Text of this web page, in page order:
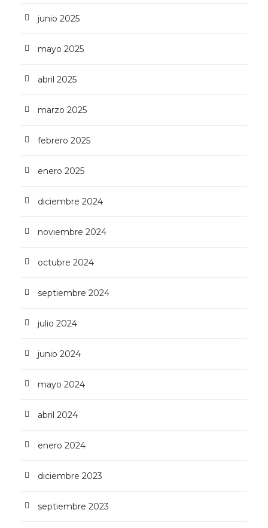
junio 2025
mayo 2025
abril 2025
marzo 2025
febrero 2025
enero 2025
diciembre 2024
noviembre 2024
octubre 2024
septiembre 2024
julio 2024
junio 2024
mayo 2024
abril 2024
enero 2024
diciembre 2023
septiembre 2023